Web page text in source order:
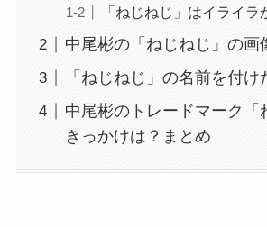
「ねじねじ」はイライラ
中尾彬の「ねじねじ」の画
「ねじねじ」の名前を付け
中尾彬のトレードマーク「
きっかけは？まとめ